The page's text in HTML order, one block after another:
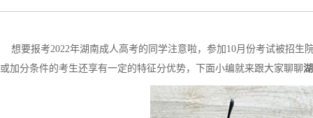
想要报考2022年湖南成人高考的同学注意啦，参加10月份考试被招生
或加分条件的考生还享有一定的特征分优势，下面小编就来跟大家聊聊